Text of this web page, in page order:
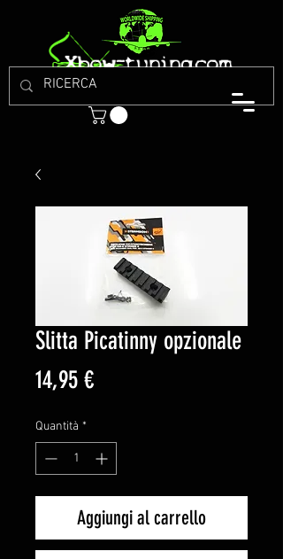
Slitta Picatinny opzionale
14,95 €Prezzo
Quantità *
Aggiungi al carrello